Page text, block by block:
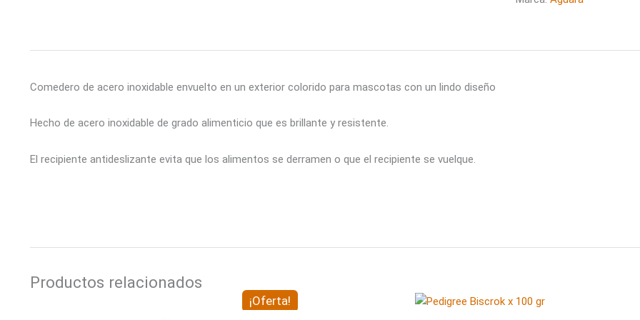
Comedero de acero inoxidable envuelto en un exterior colorido para mascotas con un lindo diseño
Hecho de acero inoxidable de grado alimenticio que es brillante y resistente.
El recipiente antideslizante evita que los alimentos se derramen o que el recipiente se vuelque.
Productos relacionados
¡Oferta!